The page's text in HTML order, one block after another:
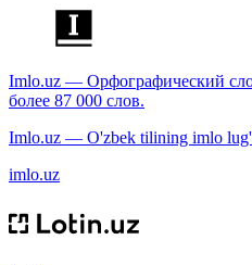
Imlo.uz — Орфографический
более 87 000 слов.
Imlo.uz — O'zbek tilining imlo
imlo.uz